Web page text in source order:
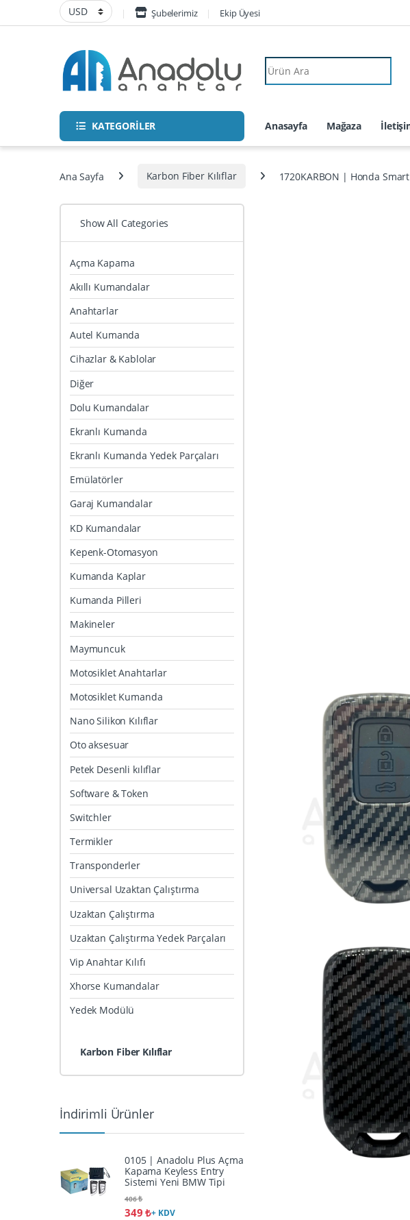
Skip to navigation
Skip to content Şubelerimiz Ekip Üyesi
Search for:
KATEGORİLER Anasayfa Mağaza
Ana Sayfa Karbon Fiber Kılıflar 1720KARBON | Honda
Show All Categories
Açma Kapama
Akıllı Kumandalar
Anahtarlar
Autel Kumanda
Cihazlar & Kablolar
Diğer
Dolu Kumandalar
Ekranlı Kumanda
Ekranlı Kumanda Yedek Parçaları
Emülatörler
Garaj Kumandalar
KD Kumandalar
Kepenk-Otomasyon
Kumanda Kaplar
Kumanda Pilleri
Makineler
Maymuncuk
Motosiklet Anahtarlar
Motosiklet Kumanda
Nano Silikon Kılıflar
Oto aksesuar
Petek Desenli kılıflar
Software & Token
Switchler
Termikler
Transponderler
Universal Uzaktan Çalıştırma
Uzaktan Çalıştırma
Uzaktan Çalıştırma Yedek Parçaları
Vip Anahtar Kılıfı
Xhorse Kumandalar
Yedek Modülü
Karbon Fiber Kılıflar
İndirimli Ürünler
0105 | Anadolu Plus Açma
Kapama Keyless Entry
Sistemi Yeni BMW Tipi
349₺
406₺
+ KDV